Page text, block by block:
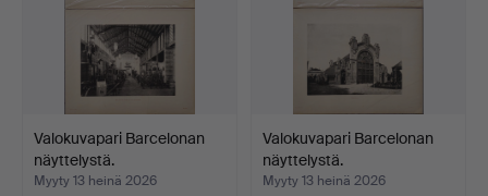
Valokuvapari Barcelonan
näyttelystä.
Myyty 13 heinä 2026
Valokuvapari Barcelonan
näyttelystä.
Myyty 13 heinä 2026